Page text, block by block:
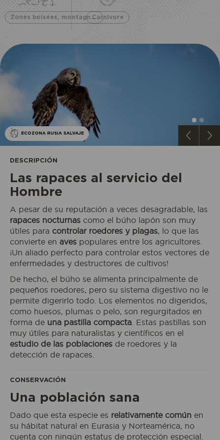
Zones boisées, montagne et bord de lac Carnivore
ECOZONA RUSIA SALVAJE
DESCRIPCIÓN
Las rapaces al servicio del
Hombre
A pesar de su reputación a veces desagradable, las
rapaces nocturnas como el búho lapón son muy
útiles para controlar roedores y plagas, lo que las
convierte en aves populares entre los agricultores.
¡Un aliado perfecto para controlar estos vectores de
enfermedades y destructores de cultivos!
De hecho, el búho se alimenta principalmente de
pequeños roedores, pero su sistema digestivo no le
permite digerirlo todo. Los elementos no digeridos,
como huesos, plumas o pelo, son regurgitados en
forma de una pastilla compacta . Estas pastillas son
muy útiles para naturalistas y científicos en el
estudio de las poblaciones de roedores y la
detección de rapaces.
CONSERVACIÓN
Una población sana
Dado que esta especie es relativamente común en
su hábitat natural en Eurasia y Norteamérica, no
cuenta con ningún estatus de protección especial.
ACCESO
AL
ECOPARQUE
Reservo mi entrada